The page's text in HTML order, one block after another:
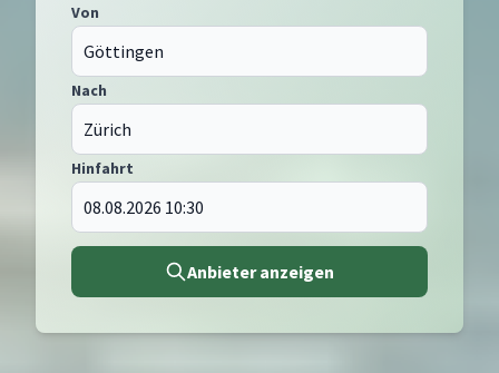
Von
Nach
Hinfahrt
Anbieter anzeigen